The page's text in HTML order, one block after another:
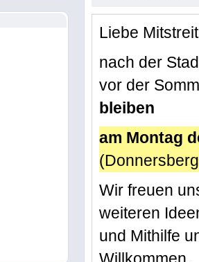
Liebe
nach der
vor der
bleiben
am Montag
Wir freuen
weiteren
und Mithilfe